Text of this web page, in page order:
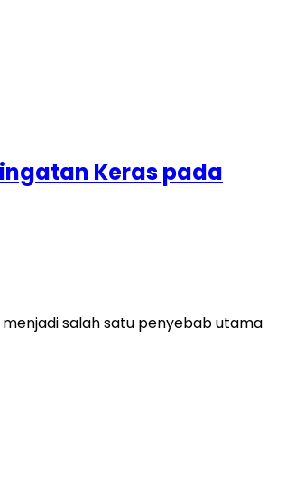
Keras pada
menjadi salah satu penyebab utama